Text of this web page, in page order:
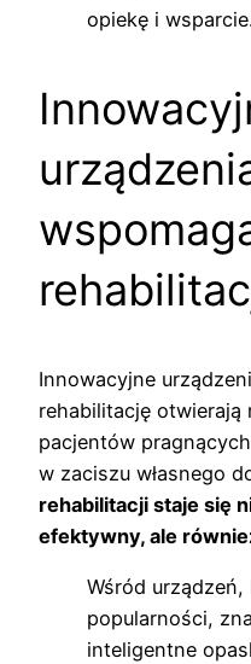
opiekę i wsparcie.
Innowacyjne
rehabilitację
pacjentów
w zaciszu własnego
rehabilitacji staje się
efektywny, ale
Wśród
popularności,
inteligentne